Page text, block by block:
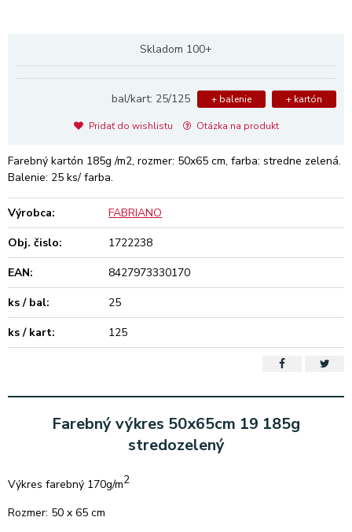
Skladom 100+
bal/kart: 25/125 + balenie + kartón
Pridať do wishlistu Otázka na produkt
Farebný kartón 185g /m2, rozmer: 50x65 cm, farba: stredne zelená.
Balenie: 25 ks/ farba.
Výrobca:
FABRIANO
Obj. čislo:
1722238
EAN:
8427973330170
ks / bal:
25
ks / kart:
125
Farebný výkres 50x65cm 19 185g
stredozelený
Výkres farebný 170g/m2
Rozmer: 50 x 65 cm